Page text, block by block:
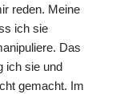
reden. Meine
ich sie
Das
ich sie und
gemacht. Im